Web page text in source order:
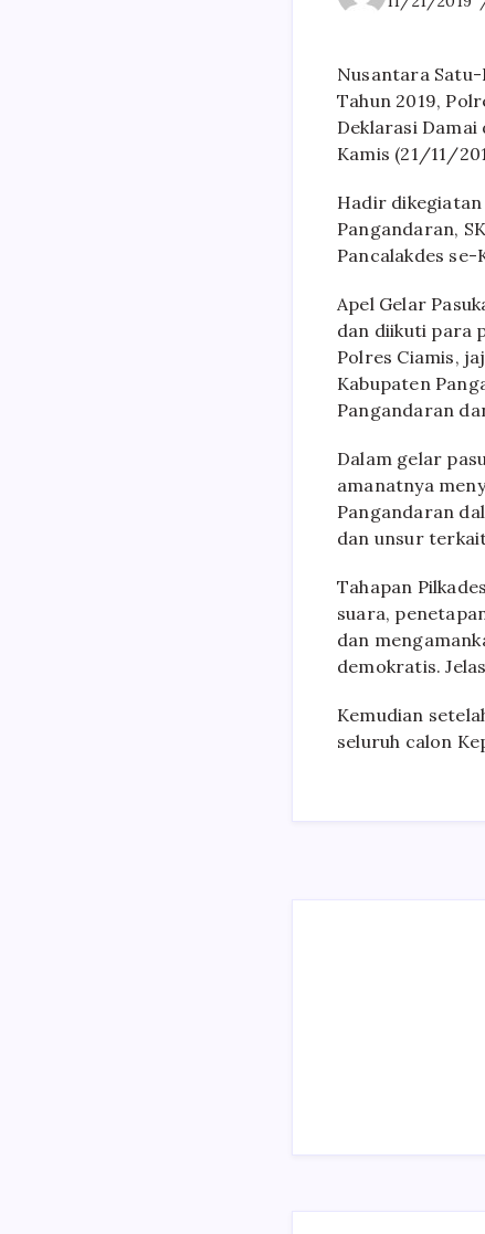
Nusantara
Tahun 2019,
Deklarasi
Kamis (21/11/
Hadir dikegiatan
Pangandaran,
Pancalakdes
Apel Gelar
dan diikuti para
Polres Ciamis,
Kabupaten
Pangandaran
Dalam gelar
amanatnya
Pangandaran
dan unsur
Tahapan
suara,
dan
demokratis.
Kemudian
seluruh calon